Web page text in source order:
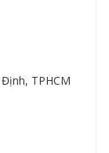
TPHCM